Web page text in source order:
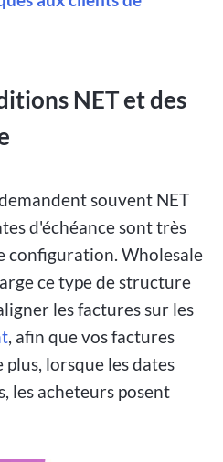
NET et des
souvent NET
d'échéance sont très
configuration. Wholesale
ce type de structure
les factures sur les
, afin que vos factures
lorsque les dates
les acheteurs posent